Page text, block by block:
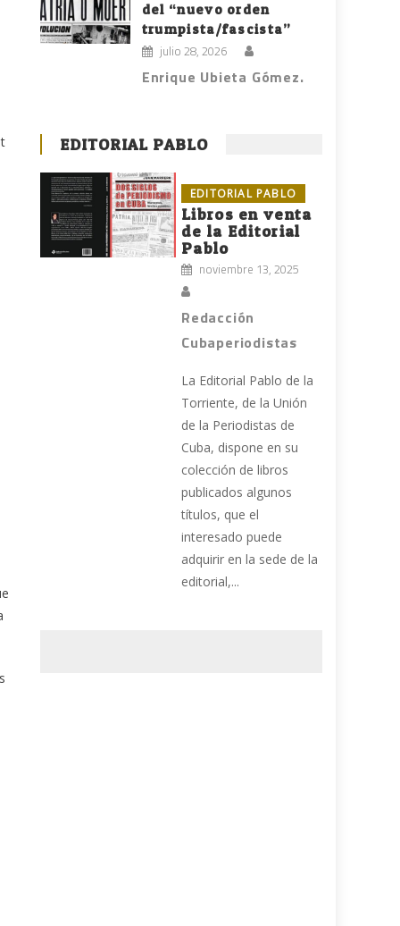
del “nuevo orden
trumpista/fascista”
julio 28, 2026
Enrique Ubieta Gómez.
EDITORIAL PABLO
EDITORIAL PABLO
Libros en venta
de la Editorial
Pablo
noviembre 13, 2025
Redacción
Cubaperiodistas
La Editorial Pablo de la
Torriente, de la Unión
de la Periodistas de
Cuba, dispone en su
colección de libros
publicados algunos
títulos, que el
interesado puede
adquirir en la sede de la
editorial,...